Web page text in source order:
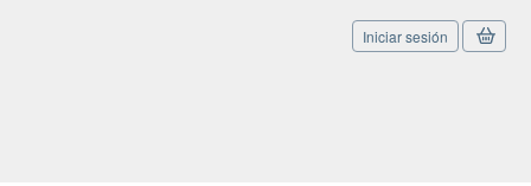
Iniciar sesión